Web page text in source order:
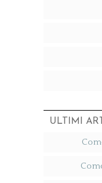
ULTIMI